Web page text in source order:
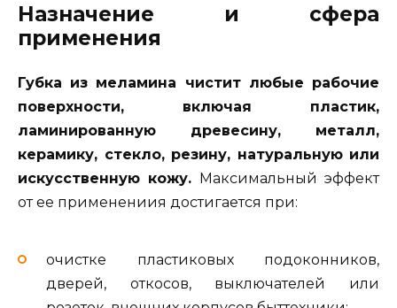
Назначение и сфера
применения
Губка из меламина чистит любые рабочие
поверхности, включая пластик,
ламинированную древесину, металл,
керамику, стекло, резину, натуральную или
искусственную кожу. Максимальный эффект
от ее применениия достигается при:
очистке пластиковых подоконников,
дверей, откосов, выключателей или